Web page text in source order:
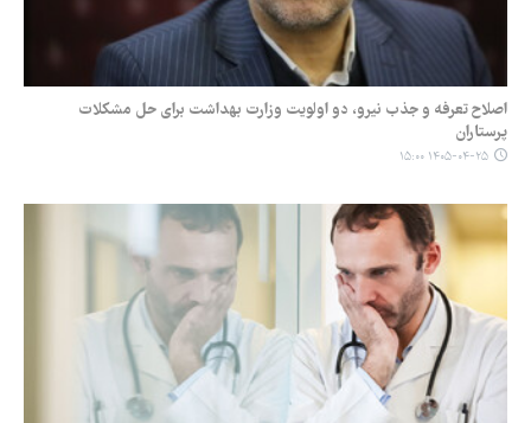
اصلاح تعرفه و جذب نیرو، دو اولویت وزارت بهداشت برای حل مشکلات
پرستاران
۱۴۰۵-۰۴-۲۵ ۱۵:۰۰